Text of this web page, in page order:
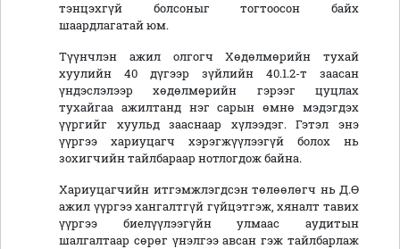
тэнцэхгүй болсоныг тогтоосон байх
шаардлагатай юм.
Түүнчлэн ажил олгогч Хөдөлмөрийн тухай
хуулийн 40 дүгээр зүйлийн 40.1.2-т заасан
үндэслэлээр хөдөлмөрийн гэрээг цуцлах
тухайгаа ажилтанд нэг сарын өмнө мэдэгдэх
үүргийг хуульд зааснаар хүлээдэг. Гэтэл энэ
үүргээ хариуцагч хэрэгжүүлээгүй болох нь
зохигчийн тайлбараар нотлогдож байна.
Хариуцагчийн итгэмжлэгдсэн төлөөлөгч нь Д.Ө
ажил үүргээ хангалтгүй гүйцэтгэж, хяналт тавих
үүргээ биелүүлээгүйн улмаас аудитын
шалгалтаар сөрөг үнэлгээ авсан гэж тайлбарлаж